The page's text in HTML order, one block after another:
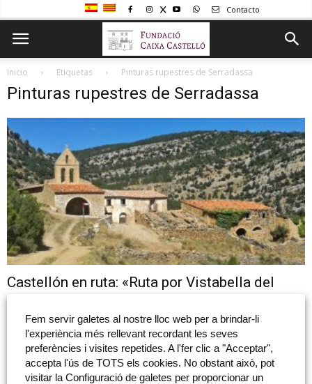
Contacto
Inicio Etiquetas Pinturas rupestres de Serradassa
Pinturas rupestres de Serradassa
Castellón en ruta: «Ruta por Vistabella del
Domingo, 27 de octubre de 2019 “Ciclo Castellón en ruta” “Ciclo
Castellón en ruta”: Ruta por Vistabella del Maestrat: Pla de Vistabella –
Pinturas rupestres de...
Fem servir galetes al nostre lloc web per a brindar-li
l'experiència més rellevant recordant les seves
preferències i visites repetides. A l'fer clic a "Acceptar",
accepta l'ús de TOTS els cookies. No obstant això, pot
visitar la Configuració de galetes per proporcionar un